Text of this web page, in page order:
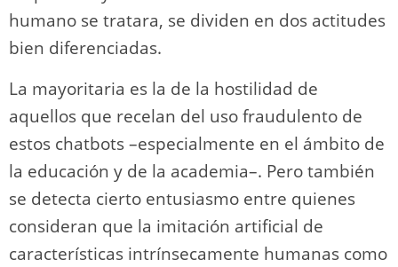
humano se tratara, se dividen en dos actitudes
bien diferenciadas.
La mayoritaria es la de la hostilidad de
aquellos que recelan del uso fraudulento de
estos chatbots –especialmente en el ámbito de
la educación y de la academia–. Pero también
se detecta cierto entusiasmo entre quienes
consideran que la imitación artificial de
características intrínsecamente humanas como